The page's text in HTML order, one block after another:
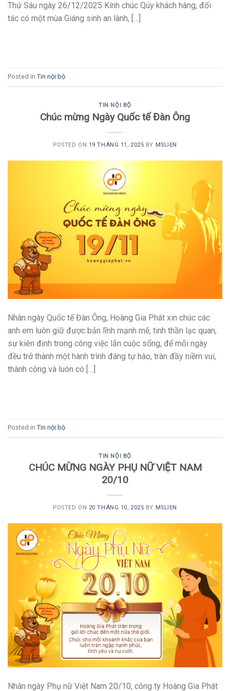
Thứ Sáu ngày 26/12/2025 Kính chúc Qúy khách hàng, đối
tác có một mùa Giáng sinh an lành, […]
Posted in Tin nội bộ
TIN NỘI BỘ
Chúc mừng Ngày Quốc tế Đàn Ông
POSTED ON 19 THÁNG 11, 2025 BY MSLIEN
Nhân ngày Quốc tế Đàn Ông, Hoàng Gia Phát xin chúc các
anh em luôn giữ được bản lĩnh mạnh mẽ, tinh thần lạc quan,
sự kiên định trong công việc lẫn cuộc sống, để mỗi ngày
đều trở thành một hành trình đáng tự hào, tràn đầy niềm vui,
thành công và luôn có […]
Posted in Tin nội bộ
TIN NỘI BỘ
CHÚC MỪNG NGÀY PHỤ NỮ VIỆT NAM
20/10
POSTED ON 20 THÁNG 10, 2025 BY MSLIEN
Nhân ngày Phụ nữ Việt Nam 20/10, công ty Hoàng Gia Phát